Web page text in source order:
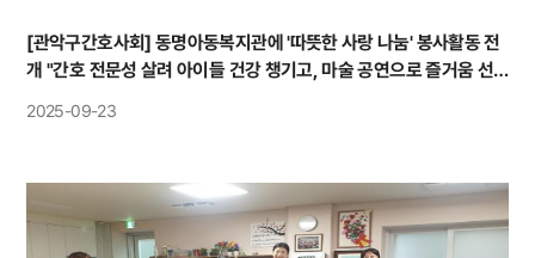
[관악구간호사회] 동명아동복지관에 '따뜻한 사랑 나눔' 봉사활동 전
개 "간호 전문성 살려 아이들 건강 챙기고, 마술 공연으로 즐거움 선
2025-09-23